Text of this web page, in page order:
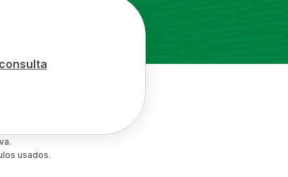
usados.